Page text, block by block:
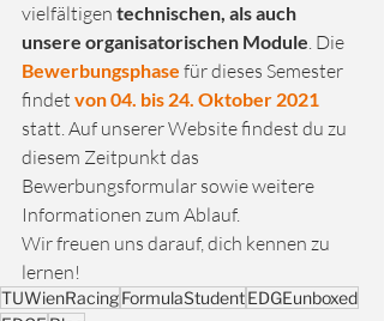
vielfältigen technischen, als auch
unsere organisatorischen Module. Die
Bewerbungsphase für dieses Semester
findet von 04. bis 24. Oktober 2021
statt. Auf unserer Website findest du zu
diesem Zeitpunkt das
Bewerbungsformular sowie weitere
Informationen zum Ablauf.
Wir freuen uns darauf, dich kennen zu
lernen!
TUWienRacingFormulaStudentEDGEunboxed